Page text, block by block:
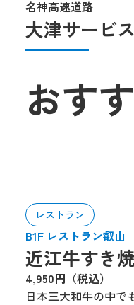
名神高速道路
大津サービ
おす
レストラン
B1F レストラン叡山
近江牛すき
4,950円（税込）
日本三大和牛の中で